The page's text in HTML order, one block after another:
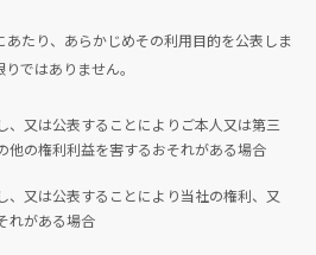
たり、あらかじめその利用目的を公表しま
ではありません。
、又は公表することによりご本人又は第三
他の権利利益を害するおそれがある場合
、又は公表することにより当社の権利、又
れがある場合